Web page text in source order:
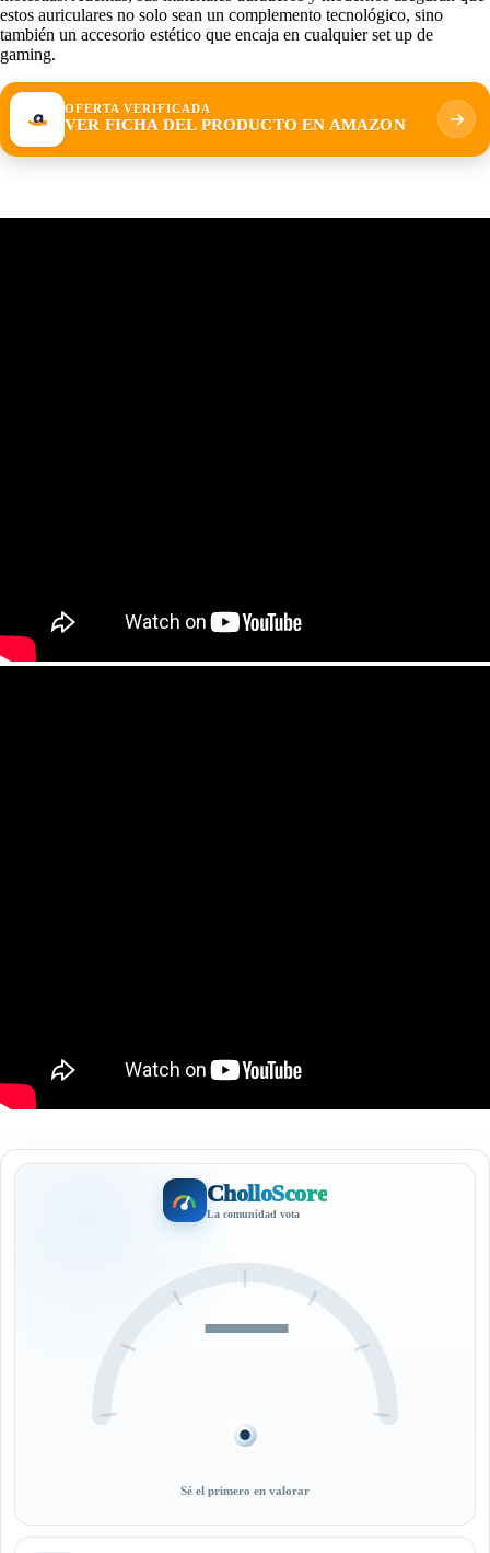
estos auriculares no solo sean un complemento tecnológico, sino
también un accesorio estético que encaja en cualquier set up de
gaming.
OFERTA VERIFICADA
VER FICHA DEL PRODUCTO EN AMAZON
CholloScore
La comunidad vota
—
Sé el primero en valorar